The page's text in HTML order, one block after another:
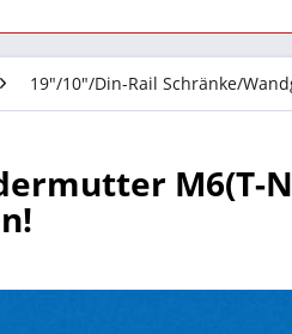
19"/10"/Din-Rail Schränke/
M6(T-